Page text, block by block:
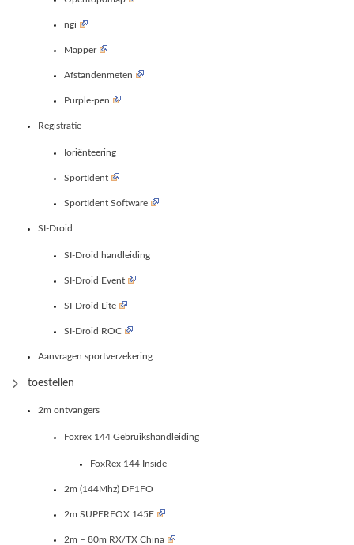
ngi
Mapper
Afstandenmeten
Purple-pen
Registratie
Ioriënteering
SportIdent
SportIdent Software
SI-Droid
SI-Droid handleiding
SI-Droid Event
SI-Droid Lite
SI-Droid ROC
Aanvragen sportverzekering
toestellen
2m ontvangers
Foxrex 144 Gebruikshandleiding
FoxRex 144 Inside
2m (144Mhz) DF1FO
2m SUPERFOX 145E
2m – 80m RX/TX China